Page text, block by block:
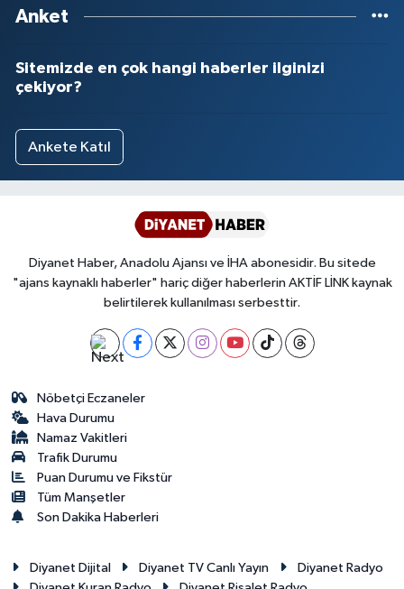
Anket
Sitemizde en çok hangi haberler ilginizi
çekiyor?
Ankete Katıl
Diyanet Haber, Anadolu Ajansı ve İHA abonesidir. Bu sitede
"ajans kaynaklı haberler" hariç diğer haberlerin AKTİF LİNK kaynak
belirtilerek kullanılması serbesttir.
Nöbetçi Eczaneler
Hava Durumu
Namaz Vakitleri
Trafik Durumu
Puan Durumu ve Fikstür
Tüm Manşetler
Son Dakika Haberleri
Diyanet Dijital Diyanet TV Canlı Yayın
Diyanet Radyo